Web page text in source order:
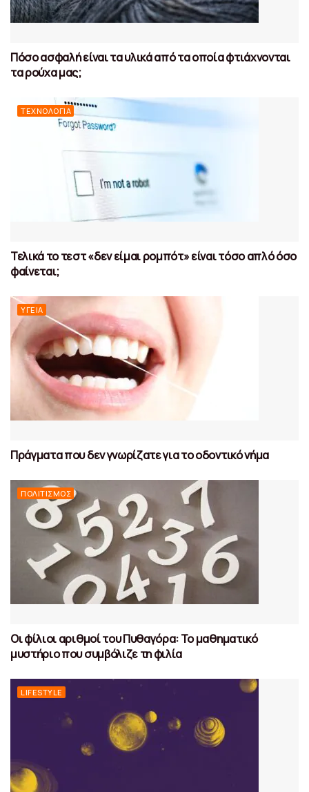
Πόσο ασφαλή είναι τα υλικά από τα οποία φτιάχνονται
τα ρούχα μας;
ΤΕΧΝΟΛΟΓΊΑ
Τελικά το τεστ «δεν είμαι ρομπότ» είναι τόσο απλό όσο
φαίνεται;
ΥΓΕΊΑ
Πράγματα που δεν γνωρίζατε για το οδοντικό νήμα
ΠΟΛΙΤΙΣΜΌΣ
Οι φίλιοι αριθμοί του Πυθαγόρα: Το μαθηματικό
μυστήριο που συμβόλιζε τη φιλία
LIFESTYLE